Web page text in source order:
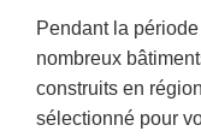
Pendant la
nombreux
construits en
sélectionné pour